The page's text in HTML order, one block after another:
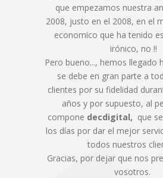
que empezamos nuestra
2008, justo en el 2008, en el
economico que ha tenido
irónico, no !!
Pero bueno..., hemos llegado
se debe en gran parte a
clientes por su fidelidad
años y por supuesto, al
compone decdigital, que
los días por dar el mejor
todos nuestros
Gracias, por dejar que nos
vosotros.